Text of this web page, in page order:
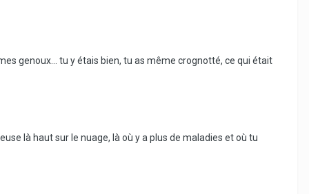
genoux... tu y étais bien, tu as même crognotté, ce qui était
là haut sur le nuage, là où y a plus de maladies et où tu